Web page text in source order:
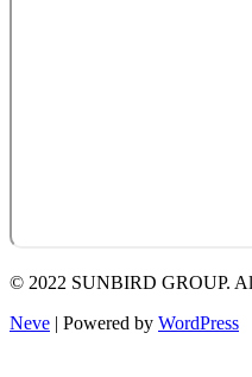
© 2022 SUNBIRD GROUP.
Neve | Powered by WordPress